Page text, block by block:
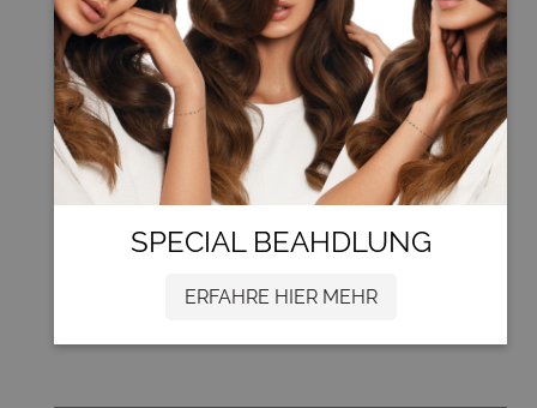
SPECIAL BEAHDLUNG
ERFAHRE HIER MEHR